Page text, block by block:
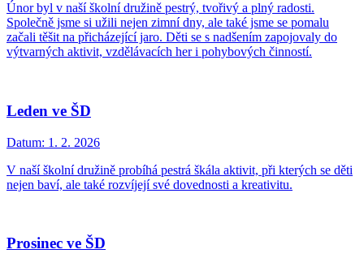
Únor byl v naší školní družině pestrý, tvořivý a plný radosti.
Společně jsme si užili nejen zimní dny, ale také jsme se pomalu
začali těšit na přicházející jaro. Děti se s nadšením zapojovaly do
výtvarných aktivit, vzdělávacích her i pohybových činností.
Leden ve ŠD
Datum: 1. 2. 2026
V naší školní družině probíhá pestrá škála aktivit, při kterých se děti
nejen baví, ale také rozvíjejí své dovednosti a kreativitu.
Prosinec ve ŠD